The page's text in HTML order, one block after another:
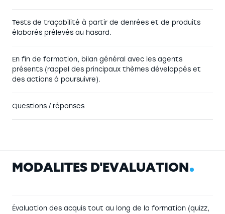
Tests de traçabilité à partir de denrées et de produits
élaborés prélevés au hasard.
En fin de formation, bilan général avec les agents
présents (rappel des principaux thèmes développés et
des actions à poursuivre).
Questions / réponses
MODALITÉS D'ÉVALUATION
Évaluation des acquis tout au long de la formation (quizz,